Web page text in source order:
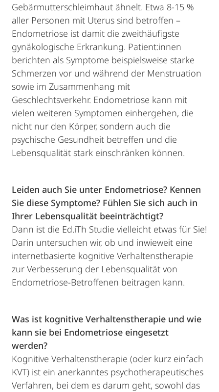
Gebärmutterschleimhaut ähnelt. Etwa 8-15 %
aller Personen mit Uterus sind betroffen –
Endometriose ist damit die zweithäufigste
gynäkologische Erkrankung. Patient:innen
berichten als Symptome beispielsweise starke
Schmerzen vor und während der Menstruation
sowie im Zusammenhang mit
Geschlechtsverkehr. Endometriose kann mit
vielen weiteren Symptomen einhergehen, die
nicht nur den Körper, sondern auch die
psychische Gesundheit betreffen und die
Lebensqualität stark einschränken können.
Leiden auch Sie unter Endometriose? Kennen
Sie diese Symptome? Fühlen Sie sich auch in
Ihrer Lebensqualität beeinträchtigt?
Dann ist die Ed.iTh Studie vielleicht etwas für Sie!
Darin untersuchen wir, ob und inwieweit eine
internetbasierte kognitive Verhaltenstherapie
zur Verbesserung der Lebensqualität von
Endometriose-Betroffenen beitragen kann.
Was ist kognitive Verhaltenstherapie und wie
kann sie bei Endometriose eingesetzt
werden?
Kognitive Verhaltenstherapie (oder kurz einfach
KVT) ist ein anerkanntes psychotherapeutisches
Verfahren, bei dem es darum geht, sowohl das